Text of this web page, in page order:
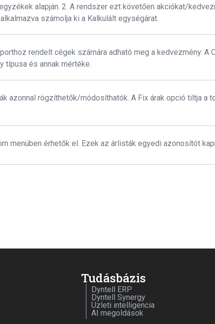
alapján. 2. A rendszer ezt követően akciókat/
számolja ki a Kalkulált egységárat.
rendelt cégek számára adható meg a kedvezmény. A
típusa és annak mértéke.
azonnal rögzíthetők/módosíthatók. A Fix árak opció tiltja a
menüben érhetők el. Ezek az árlisták egyedi azonosítót
Tudásbázis
Dyntell ERP
Dyntell Synergy
Üzleti intelligencia
AI megoldások